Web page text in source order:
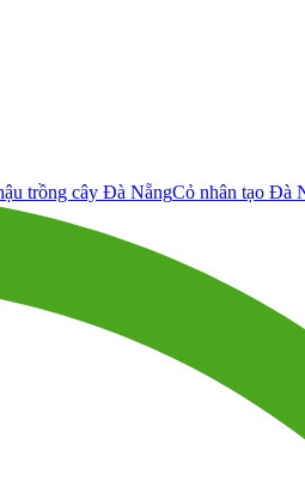
trồng cây Đà NẵngCỏ nhân tạo Đà